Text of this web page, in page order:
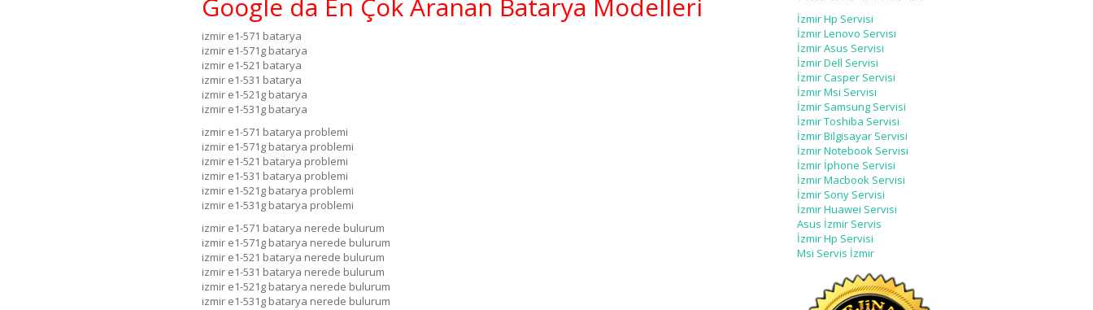
Google da En Çok Aranan Batarya Modelleri
izmir e1-571 batarya
izmir e1-571g batarya
izmir e1-521 batarya
izmir e1-531 batarya
izmir e1-521g batarya
izmir e1-531g batarya
izmir e1-571 batarya problemi
izmir e1-571g batarya problemi
izmir e1-521 batarya problemi
izmir e1-531 batarya problemi
izmir e1-521g batarya problemi
izmir e1-531g batarya problemi
izmir e1-571 batarya nerede bulurum
izmir e1-571g batarya nerede bulurum
izmir e1-521 batarya nerede bulurum
izmir e1-531 batarya nerede bulurum
izmir e1-521g batarya nerede bulurum
izmir e1-531g batarya nerede bulurum
İzmir Hp Servisi
İzmir Lenovo Servisi
İzmir Asus Servisi
İzmir Dell Servisi
İzmir Casper Servisi
İzmir Msi Servisi
İzmir Samsung Servisi
İzmir Toshiba Servisi
İzmir Bilgisayar Servisi
İzmir Notebook Servisi
İzmir İphone Servisi
İzmir Macbook Servisi
İzmir Sony Servisi
İzmir Huawei Servisi
Asus İzmir Servis
İzmir Hp Servisi
Msi Servis İzmir